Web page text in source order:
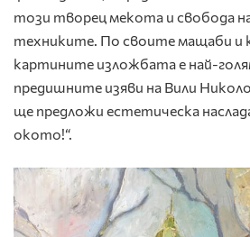
този творец мекота и свобода
техниките. По своите мащаби и
картините изложбата е най-
предишните изяви на Вили
ще предложи естетическа
окото!“.